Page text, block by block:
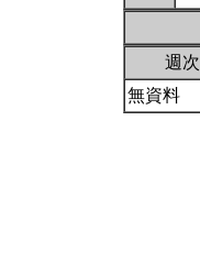
週次
無資料